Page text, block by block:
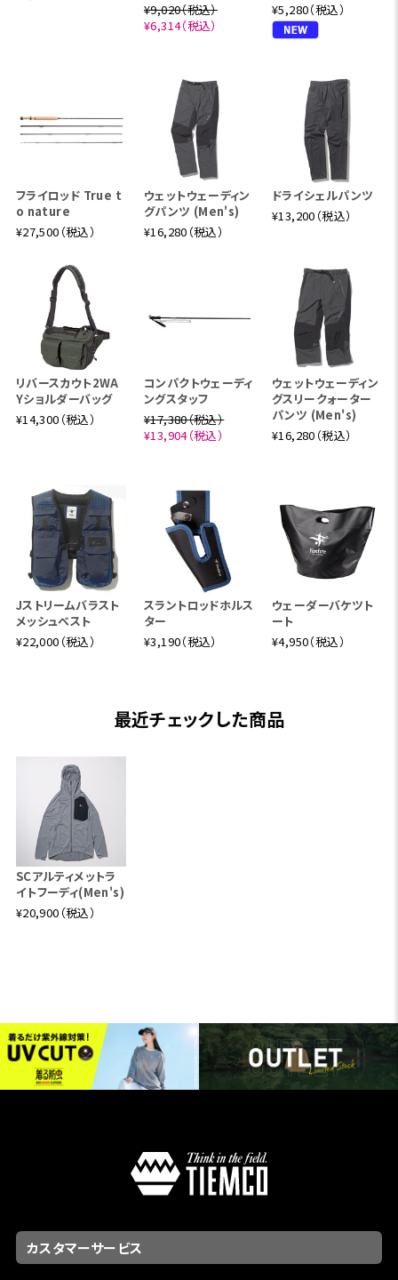
スコーロン®は、紫外線領域でのUVカット効果がありま
す。 したがって、防虫だけでなく、激しい発汗運動や強い
日差しの中での着用にも適しています。
¥9,020（税込）
¥6,314（税込）
¥5,280（税込）
フライロッド True t
o nature
¥27,500（税込）
ウェットウェーディン
グパンツ (Men's)
¥16,280（税込）
ドライシェルパンツ
¥13,200（税込）
リバースカウト2WA
Yショルダーバッグ
¥14,300（税込）
コンパクトウェーディ
ングスタッフ
¥17,380（税込）
¥13,904（税込）
ウェットウェーディン
グスリークォーター
パンツ (Men's)
¥16,280（税込）
Jストリームバラスト
メッシュベスト
¥22,000（税込）
スラントロッドホルス
ター
¥3,190（税込）
ウェーダーバケツト
ート
¥4,950（税込）
最近チェックした商品
SCアルティメットラ
イトフーディ(Men's)
¥20,900（税込）
カスタマーサービス